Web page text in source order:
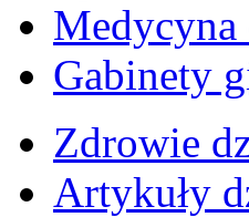
Medycyna
Gabinety
Zdrowie
Artykuły